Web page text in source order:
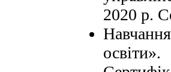
2020 р.